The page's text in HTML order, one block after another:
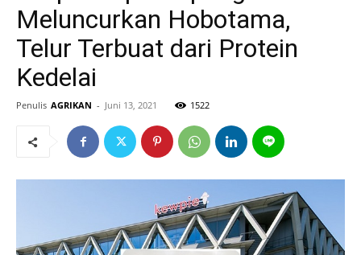
Meluncurkan Hobotama,
Telur Terbuat dari Protein
Kedelai
Penulis AGRIKAN - Juni 13, 2021 1522